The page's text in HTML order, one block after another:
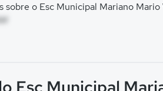
o Esc Municipal Mariano